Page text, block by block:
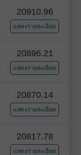
20910.96
แสดงรายละเอียด
20896.21
แสดงรายละเอียด
20870.14
แสดงรายละเอียด
20817.78
แสดงรายละเอียด